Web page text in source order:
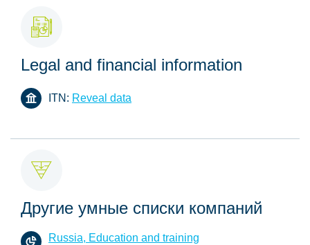
Legal and financial information
ITN: Reveal data
Другие умные списки компаний
Russia, Education and training